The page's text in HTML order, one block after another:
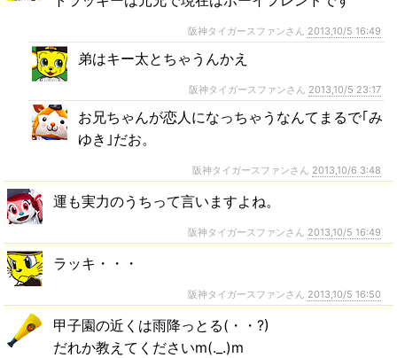
阪神タイガースファンさん 2013,10/5 16:49
弟はキー太とちゃうんかえ
阪神タイガースファンさん 2013,10/5 23:17
お兄ちゃんが恋人になっちゃうなんてまるで｢み
ゆき｣だお。
阪神タイガースファンさん 2013,10/6 3:48
運も実力のうちって言いますよね。
阪神タイガースファンさん 2013,10/5 16:49
ラッキ・・・
阪神タイガースファンさん 2013,10/5 16:50
甲子園の近くは雨降っとる(・・?)
だれか教えてくださいm(._.)m